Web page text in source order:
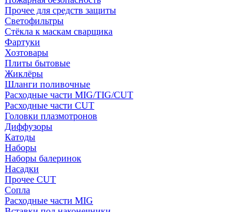
Прочее для средств защиты
Светофильтры
Стёкла к маскам сварщика
Фартуки
Хозтовары
Плиты бытовые
Жиклёры
Шланги поливочные
Расходные части MIG/TIG/CUT
Расходные части CUT
Головки плазмотронов
Диффузоры
Катоды
Наборы
Наборы балеринок
Насадки
Прочее CUT
Сопла
Расходные части MIG